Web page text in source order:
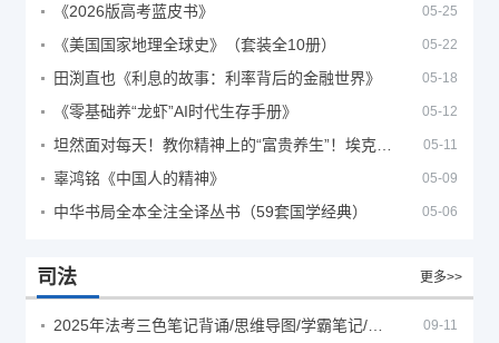
《2026版高考蓝皮书》 05-25
《美国国家地理全球史》（套装全10册） 05-22
田渕直也《利息的故事：利率背后的金融世界》 05-18
《零基础养“龙虾”AI时代生存手册》 05-12
05-11
辜鸿铭《中国人的精神》 05-09
中华书局全本全注全译丛书（59套国学经典） 05-06
司法 更多>>
09-11